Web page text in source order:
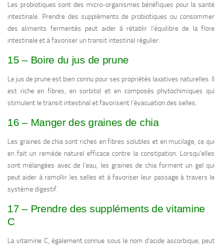
Les probiotiques sont des micro-organismes bénéfiques pour la santé
intestinale. Prendre des suppléments de probiotiques ou consommer
des aliments fermentés peut aider à rétablir l’équilibre de la flore
intestinale et à favoriser un transit intestinal régulier.
15 – Boire du jus de prune
Le jus de prune est bien connu pour ses propriétés laxatives naturelles. Il
est riche en fibres, en sorbitol et en composés phytochimiques qui
stimulent le transit intestinal et favorisent l’évacuation des selles.
16 – Manger des graines de chia
Les graines de chia sont riches en fibres solubles et en mucilage, ce qui
en fait un remède naturel efficace contre la constipation. Lorsqu’elles
sont mélangées avec de l’eau, les graines de chia forment un gel qui
peut aider à ramollir les selles et à favoriser leur passage à travers le
système digestif.
17 – Prendre des suppléments de vitamine
C
La vitamine C, également connue sous le nom d’acide ascorbique, peut